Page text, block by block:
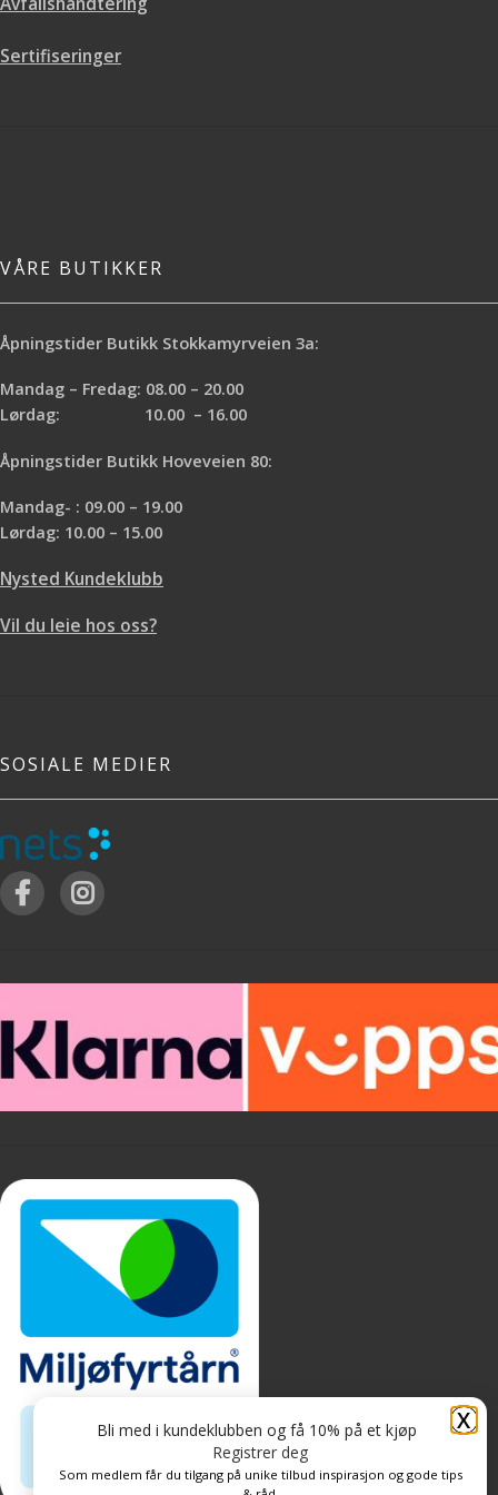
Sertifiseringer
VÅRE BUTIKKER
Åpningstider Butikk Stokkamyrveien 3a:
Mandag – Fredag: 08.00 – 20.00
Lørdag: 10.00 – 16.00
Åpningstider Butikk Hoveveien 80:
Mandag- : 09.00 – 19.00
Lørdag: 10.00 – 15.00
Nysted Kundeklubb
Vil du leie hos oss?
SOSIALE MEDIER
X
Bli med i kundeklubben og få 10% på et kjøp
Registrer deg
Som medlem får du tilgang på unike tilbud inspirasjon og gode tips